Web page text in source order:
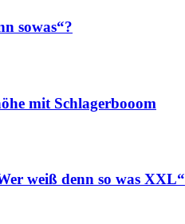
sowas“?
mit Schlagerbooom
weiß denn so was XXL“